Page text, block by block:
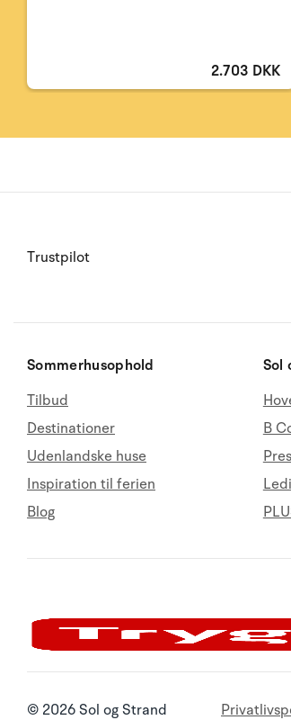
2.703 DKK
Trustpilot
Sommerhusophold
Tilbud
Destinationer
Udenlandske huse
Inspiration til ferien
Blog
Sol
B
© 2026 Sol og Strand